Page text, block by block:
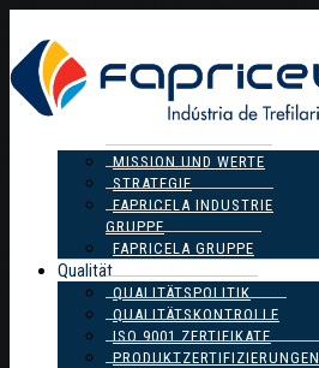
MISSION UND WERTE
STRATEGIE
FAPRICELA INDUSTRIE
GRUPPE
FAPRICELA GRUPPE
Qualität
QUALITÄTSPOLITIK
QUALITÄTSKONTROLLE
ISO 9001 ZERTIFIKATE
PRODUKTZERTIFIZIERUNGEN